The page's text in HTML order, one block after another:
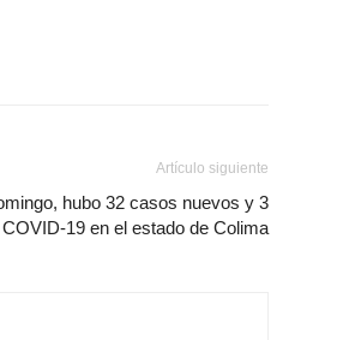
Artículo siguiente
hubo 32 casos nuevos y 3
19 en el estado de Colima